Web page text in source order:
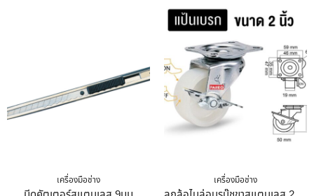
เครื่องมือช่าง เครื่องมือช่าง